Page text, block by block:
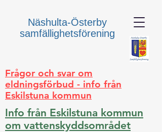
Näshulta-Österby
samfällighetsförening
Info från Eskilstuna kommun
om vattenskyddsområdet
Frågor och svar om
eldningsförbud - info från
Eskilstuna kommun